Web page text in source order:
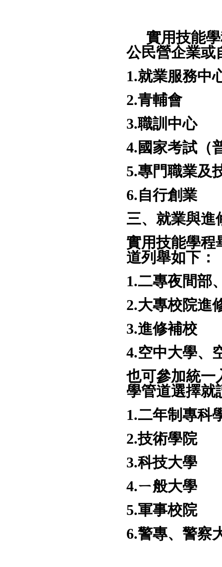
實用技能
公民營企業或
1.就業服務中
2.青輔會
3.職訓中心
4.國家考試（
5.專門職業及
6.自行創業
三、就業與進
實用技能學程
道列舉如下：
1.二專夜間部
2.大專校院進
3.進修補校
4.空中大學、
也可參加統一
學管道選擇就
1.二年制專科
2.技術學院
3.科技大學
4.ㄧ般大學
5.軍事校院
6.警專、警察